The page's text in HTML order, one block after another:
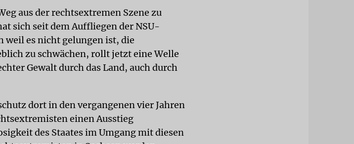
aus der rechtsextremen Szene zu
sich seit dem Auffliegen der NSU-
weil es nicht gelungen ist, die
zu schwächen, rollt jetzt eine Welle
Gewalt durch das Land, auch durch
dort in den vergangenen vier Jahren
einen Ausstieg
des Staates im Umgang mit diesen